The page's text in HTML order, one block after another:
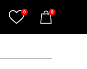
0 0